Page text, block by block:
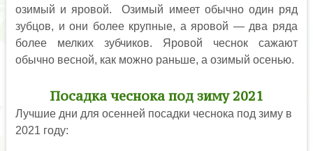
озимый и яровой. Озимый имеет обычно один ряд
зубцов, и они более крупные, а яровой — два ряда
более мелких зубчиков. Яровой чеснок сажают
обычно весной, как можно раньше, а озимый осенью.
Посадка чеснока под зиму 2021
Лучшие дни для осенней посадки чеснока под зиму в
2021 году: